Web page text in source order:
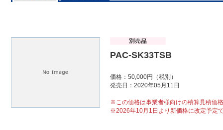
PAC-SK33TSB
価格：50,000円（税別）
発売日：2020年05月11日
※この価格は事業者様向けの積算見積価
※2026年10月1日より新価格に改定予定